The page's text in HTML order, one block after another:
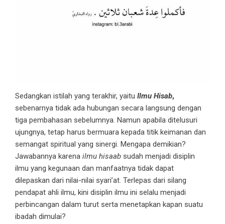
Sedangkan istilah yang terakhir, yaitu Ilmu Hisab,
sebenarnya tidak ada hubungan secara langsung dengan
tiga pembahasan sebelumnya. Namun apabila ditelusuri
ujungnya, tetap harus bermuara kepada titik keimanan dan
semangat spiritual yang sinergi. Mengapa demikian?
Jawabannya karena ilmu hisaab sudah menjadi disiplin
ilmu yang kegunaan dan manfaatnya tidak dapat
dilepaskan dari nilai-nilai syari’at. Terlepas dari silang
pendapat ahli ilmu, kini disiplin ilmu ini selalu menjadi
perbincangan dalam turut serta menetapkan kapan suatu
ibadah dimulai?